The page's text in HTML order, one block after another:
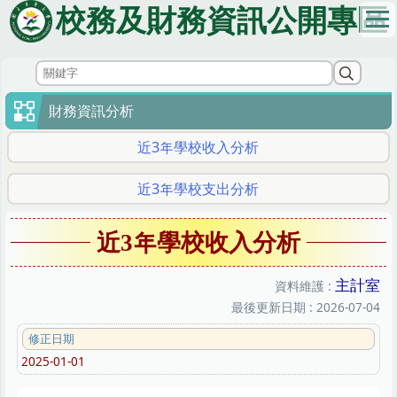
跳
到
內
容
區
校務及財務資訊公開專區
財務資訊分析
近3年學校收入分析
近3年學校支出分析
近3年學校收入分析
資料維護 : 主計室
最後更新日期 : 2026-07-04
修正日期
2025-01-01